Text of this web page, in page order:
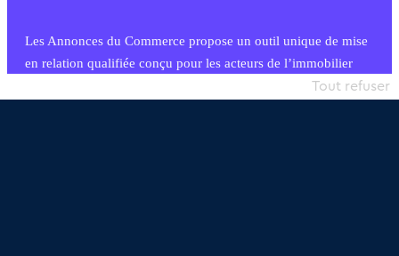
Les Annonces du Commerce propose un outil unique de mise
en relation qualifiée conçu pour les acteurs de l’immobilier
commercial et les collectivités territoriales, simple et intégrant
Tout refuser